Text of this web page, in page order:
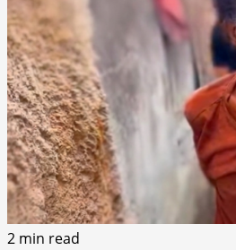
2 min read